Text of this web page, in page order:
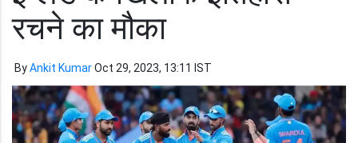
रचने का मौका
ByAnkit KumarOct 29, 2023, 13:11 IST